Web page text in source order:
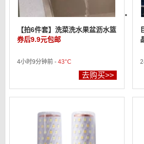
【拍6件套】洗菜洗水果盆沥水篮
券后9.9元包邮
4小时9分钟前 - 43°C
去购买>>